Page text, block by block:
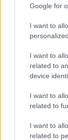
Google for
I want to
I want to
related to
device
I want to
related to
I want to
related to
Tragedia
Un bombero de